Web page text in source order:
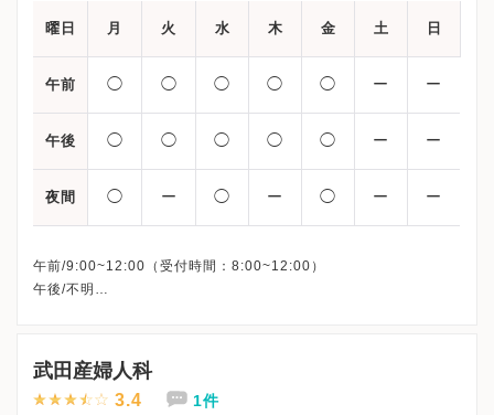
曜日 月 火 水 木 金 土 日
午前 ◯ ◯ ◯ ◯ ◯ ー ー
午後 ◯ ◯ ◯ ◯ ◯ ー ー
夜間 ◯ ー ◯ ー ◯ ー ー
午前/9:00~12:00（受付時間：8:00~12:00）
午後/不明
※上記はＡＲＴ・生殖医療センターの受付・診療時間です。
※完全予約制
※詳細はクリニックHPを確認、または直接お問い合わせくださ
武田産婦人科
3.4 1件